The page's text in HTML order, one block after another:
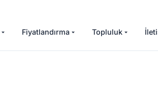
Fiyatlandırma Topluluk